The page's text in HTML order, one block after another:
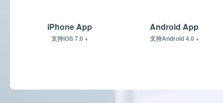
iPhone App
支持iOS 7.0 +
Android App
支持Android 4.0 +